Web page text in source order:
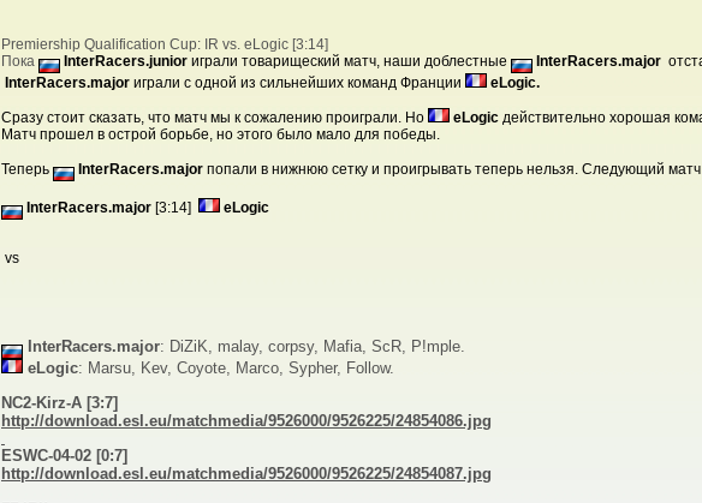
Premiership Qualification Cup: IR vs. eLogic [3:14]
Пока
InterRacers.junior играли товарищеский матч, наши доблестные InterRacers.major
InterRacers.major играли с одной из сильнейших команд Франции eLogic.
Сразу стоит сказать, что матч мы к сожалению проиграли. Но eLogic действительно хорошая
Матч прошел в острой борьбе, но этого было мало для победы.
Теперь InterRacers.major попали в нижнюю сетку и проигрывать теперь нельзя. Следующий матч
InterRacers.major [3:14] eLogic
vs
InterRacers.major: DiZiK, malay, corpsy, Mafia, ScR, P!mple.
eLogic: Marsu, Kev, Coyote, Marco, Sypher, Follow.
NC2-Kirz-A [3:7]
http://download.esl.eu/matchmedia/9526000/9526225/24854086.jpg
ESWC-04-02 [0:7]
http://download.esl.eu/matchmedia/9526000/9526225/24854087.jpg